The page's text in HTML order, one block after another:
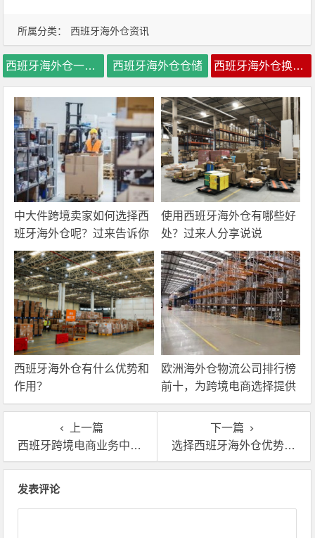
所属分类： 西班牙海外仓资讯
西班牙海外仓一件代发 西班牙海外仓仓储 西班牙海外仓换标价格
中大件跨境卖家如何选择西
班牙海外仓呢？过来告诉你
使用西班牙海外仓有哪些好
处？过来人分享说说
西班牙海外仓有什么优势和
作用？
欧洲海外仓物流公司排行榜
前十，为跨境电商选择提供
参考
上一篇
西班牙跨境电商业务中为什么要海外仓
下一篇
选择西班牙海外仓优势有哪些
发表评论